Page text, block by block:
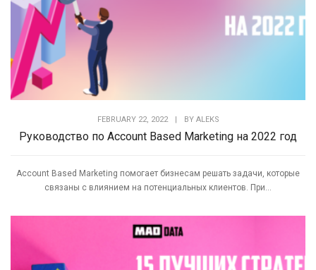
FEBRUARY 22, 2022 | BY ALEKS
Руководство по Account Based Marketing на 2022 год
Account Based Marketing помогает бизнесам решать задачи, которые
связаны с влиянием на потенциальных клиентов. При...